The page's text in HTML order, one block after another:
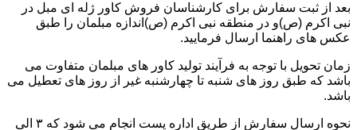
بعد از ثبت سفارش برای کارشناسان فروش کاور ژله ای مبل در
نبی اکرم (ص)و در منطقه نبی اکرم (ص)اندازه مبلمان را طبق
عکس های راهنما ارسال فرمایید.
زمان تحویل با توجه به فرآیند تولید کاور های مبلمان متفاوت می
باشد که طبق روز های شنبه تا چهارشنبه غیر از روز های تعطیل می
باشد.
نحوه ارسال سفارش از طریق اداره پست انجام می شود که ۳ الی